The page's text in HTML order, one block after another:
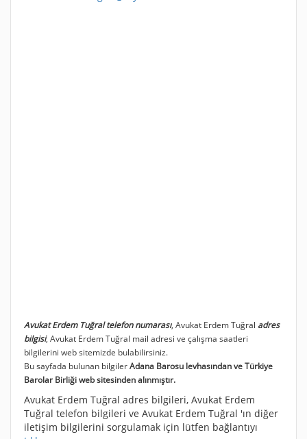
Avukat Erdem Tuğral telefon numarası, Avukat Erdem Tuğral adres
bilgisi, Avukat Erdem Tuğral mail adresi ve çalışma saatleri
bilgilerini web sitemizde bulabilirsiniz.
Bu sayfada bulunan bilgilerAdana Barosu levhasından ve Türkiye
Barolar Birliği web sitesinden alınmıştır.
Avukat Erdem Tuğral adres bilgileri, Avukat Erdem
Tuğral telefon bilgileri ve Avukat Erdem Tuğral 'ın diğer
iletişim bilgilerini sorgulamak için lütfen bağlantıyı